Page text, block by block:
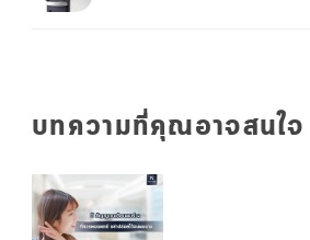
บทความที่คุณอาจสนใจ